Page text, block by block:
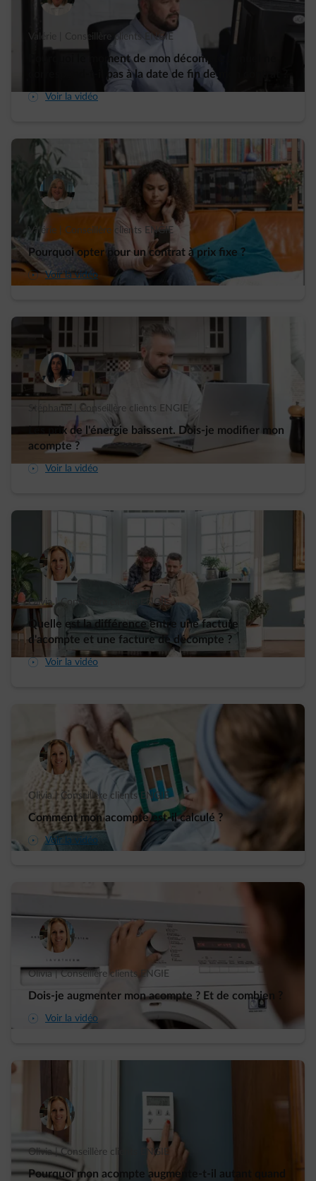
Valérie | Conseillère clients ENGIE
Pourquoi le moment de mon décompte annuel ne
correspond-t-il pas à la date de fin de mon contrat ?
arrow-play-fwd Voir la vidéo
Valérie | Conseillère clients ENGIE
Pourquoi opter pour un contrat à prix fixe ?
arrow-play-fwd Voir la vidéo
Stéphanie | Conseillère clients ENGIE
Les prix de l'énergie baissent. Dois-je modifier mon
acompte ?
arrow-play-fwd Voir la vidéo
Olivia | Conseillère clients ENGIE
Quelle est la différence entre une facture
d'acompte et une facture de décompte ?
arrow-play-fwd Voir la vidéo
Olivia | Conseillère clients ENGIE
Comment mon acompte est-il calculé ?
arrow-play-fwd Voir la vidéo
Olivia | Conseillère clients ENGIE
Dois-je augmenter mon acompte ? Et de combien ?
arrow-play-fwd Voir la vidéo
Olivia | Conseillère clients ENGIE
Pourquoi mon acompte augmente-t-il autant quand